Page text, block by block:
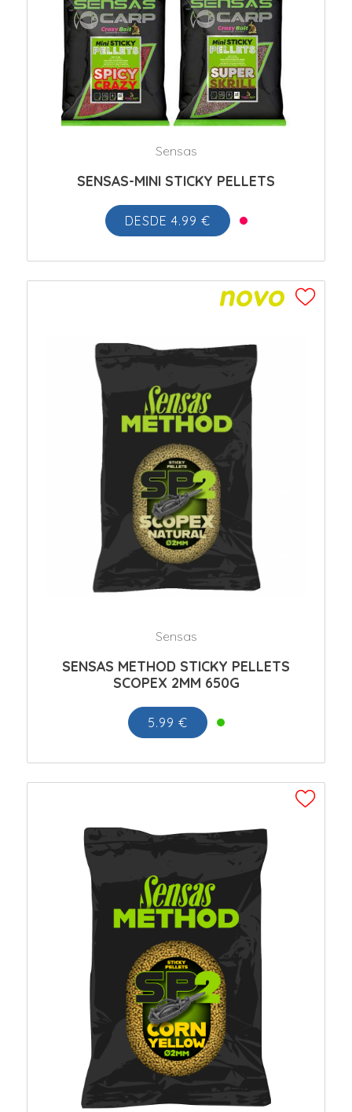
Sensas
SENSAS-MINI STICKY PELLETS
DESDE 4.99 €
Sensas
SENSAS METHOD STICKY PELLETS
SCOPEX 2MM 650G
5.99 €